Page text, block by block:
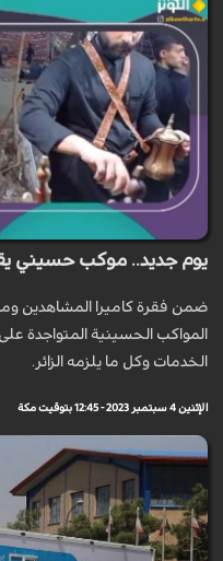
يوم جديد.. موكب حسيني
ضمن فقرة كاميرا المشاهدين
المواكب الحسينية المتواجدة على
الخدمات وكل ما يلزمه الزائر.
الإثنين 4 سبتمبر 2023 - 12:45 بتوقيت مكة